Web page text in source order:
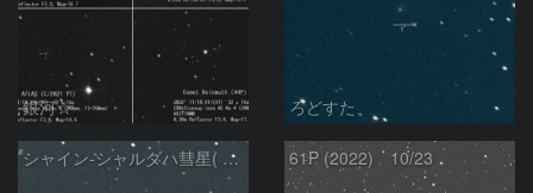
銀河☆ ろどすた
シャイン-シャルダハ彗星( 61P ) : 2022/10/19 61P (2022) 10/23